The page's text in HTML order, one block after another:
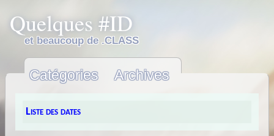
Liste des dates
Quelques #ID
et beaucoup de .CLASS
Catégories Archives